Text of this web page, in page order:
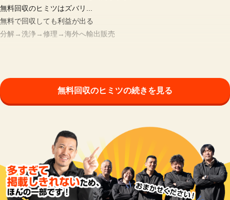
無料回収のヒミツはズバリ...
無料で回収しても利益が出る
分解→洗浄→修理→海外へ輸出販売
無料回収のヒミツの続きを見る